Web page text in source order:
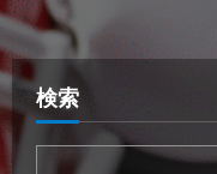
検索